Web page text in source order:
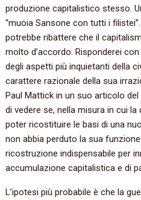
produzione capitalistico stesso.
“muoia Sansone con tutti i
potrebbe ribattere che il
molto d’accordo. Risponderei
degli aspetti più inquietanti della
carattere razionale della sua
Paul Mattick in un suo articolo
di vedere se, nella misura in cui
poter ricostituire le basi di una
non abbia perduto la sua
ricostruzione indispensabile per
accumulazione capitalistica e di
L’ipotesi più probabile è che la